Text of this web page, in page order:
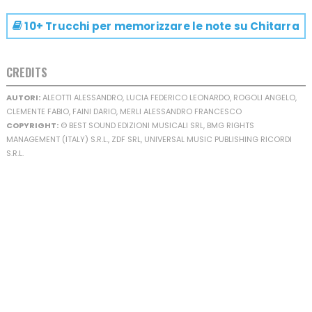
10+ Trucchi per memorizzare le note su Chitarra
CREDITS
AUTORI:ALEOTTI ALESSANDRO, LUCIA FEDERICO LEONARDO, ROGOLI ANGELO,
CLEMENTE FABIO, FAINI DARIO, MERLI ALESSANDRO FRANCESCO
COPYRIGHT:© BEST SOUND EDIZIONI MUSICALI SRL, BMG RIGHTS
MANAGEMENT (ITALY) S.R.L., ZDF SRL, UNIVERSAL MUSIC PUBLISHING RICORDI
S.R.L.